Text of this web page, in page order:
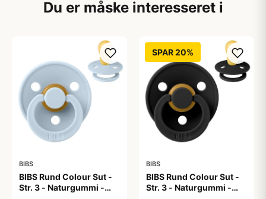
Du er måske interesseret i
BIBS
BIBS Rund Colour Sut -
Str. 3 - Naturgummi -
SPAR 20%
BIBS
BIBS Rund Colour Sut -
Str. 3 - Naturgummi -